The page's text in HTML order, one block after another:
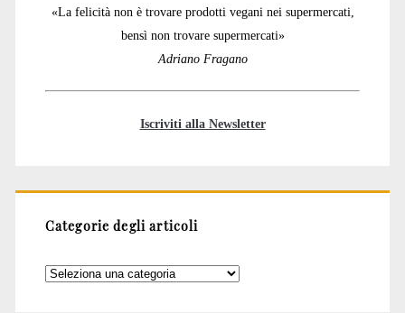
«La felicità non è trovare prodotti vegani nei supermercati,
bensì non trovare supermercati»
Adriano Fragano
Iscriviti alla Newsletter
Categorie degli articoli
Categorie